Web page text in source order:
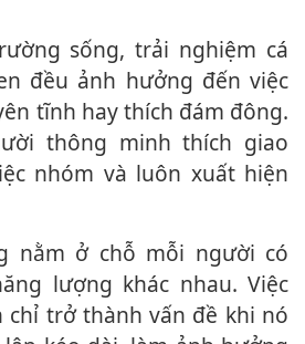
đều ảnh hưởng đến việc
tĩnh hay thích đám đông.
thông minh thích giao
nhóm và luôn xuất hiện
lượng khác nhau. Việc
trở thành vấn đề khi nó